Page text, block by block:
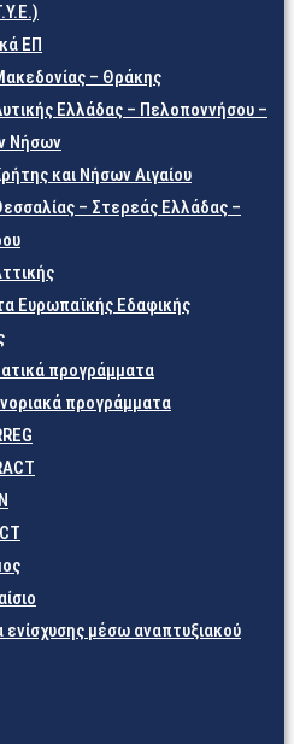
ΕΠ
– Θράκης
Ελλάδας – Πελοποννήσου –
Νήσων
και Νήσων Αιγαίου
– Στερεάς Ελλάδας –
Ευρωπαϊκής Εδαφικής
προγράμματα
προγράμματα
μέσω αναπτυξιακού